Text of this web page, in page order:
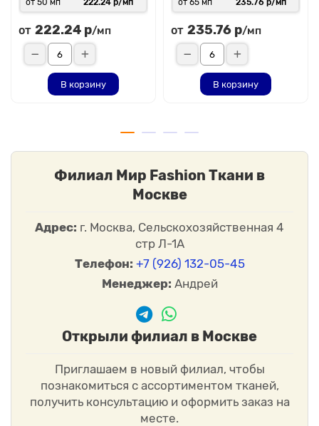
от 50 мп 222.24 р/мп
от 222.24 р/мп
В корзину
от 65 мп 235.76 р/мп
от 235.76 р/мп
В корзину
Филиал Мир Fashion Ткани в
Москве
Адрес: г. Москва, Сельскохозяйственная 4
стр Л-1А
Телефон: +7 (926) 132-05-45
Менеджер: Андрей
Открыли филиал в Москве
Приглашаем в новый филиал, чтобы
познакомиться с ассортиментом тканей,
получить консультацию и оформить заказ на
месте.